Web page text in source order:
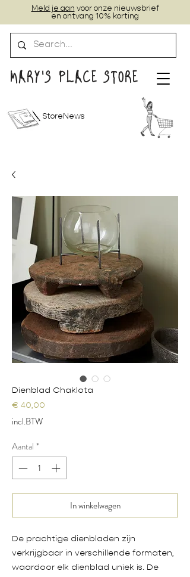
MARY'S PLACE STORE
StoreNews
Meld je aan voor onze nieuwsbrief
en ontvang 10% korting
Dienblad Chaklota
€ 40,00
incl.BTW
Aantal *
In winkelwagen
De prachtige dienbladen zijn
verkrijgbaar in verschillende formaten,
waardoor elk dienblad uniek is. De